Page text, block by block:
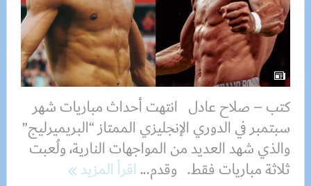
كتب – صلاح عادل انتهت أحداث مباريات شهر
سبتمبر في الدوري الإنجليزي الممتاز “البريميرليج”
والذي شهد العديد من المواجهات النارية، ولُعبت
ثلاثة مباريات فقط. وقدم...اقرأ المزيد